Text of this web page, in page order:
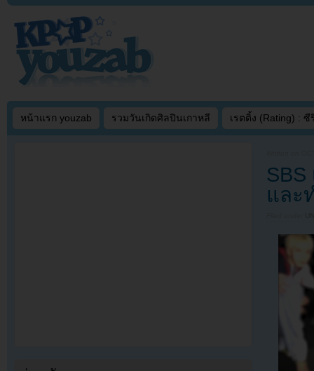
หน้าแรก youzab รวมวันเกิดศิลปินเกาหลี เรตติ้ง (Rating) : ซี
และ